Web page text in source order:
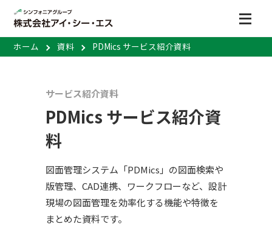
ホーム 資料 PDMics サービス紹介資料
サービス紹介資料
PDMics サービス紹介資
料
図面管理システム「PDMics」の図面検索や
版管理、CAD連携、ワークフローなど、設計
現場の図面管理を効率化する機能や特徴を
まとめた資料です。